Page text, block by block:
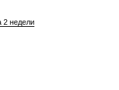
2 недели